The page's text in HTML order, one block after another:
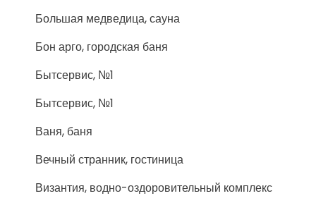
Большая медведица, сауна
Бон арго, городская баня
Бытсервис, №1
Бытсервис, №1
Ваня, баня
Вечный странник, гостиница
Византия, водно-оздоровительный комплекс